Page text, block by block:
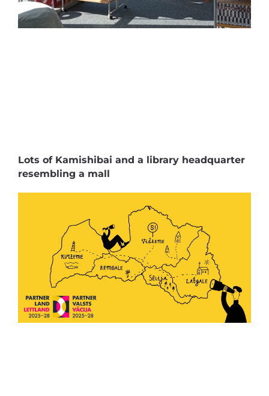
Lots of Kamishibai and a library headquarter
resembling a mall